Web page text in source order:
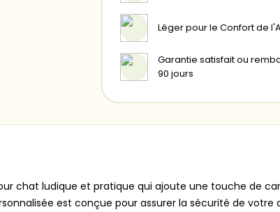
Léger pour le Confort de
Garantie satisfait ou
90 jours
chat ludique et pratique qui ajoute une touche de
est conçue pour assurer la sécurité de